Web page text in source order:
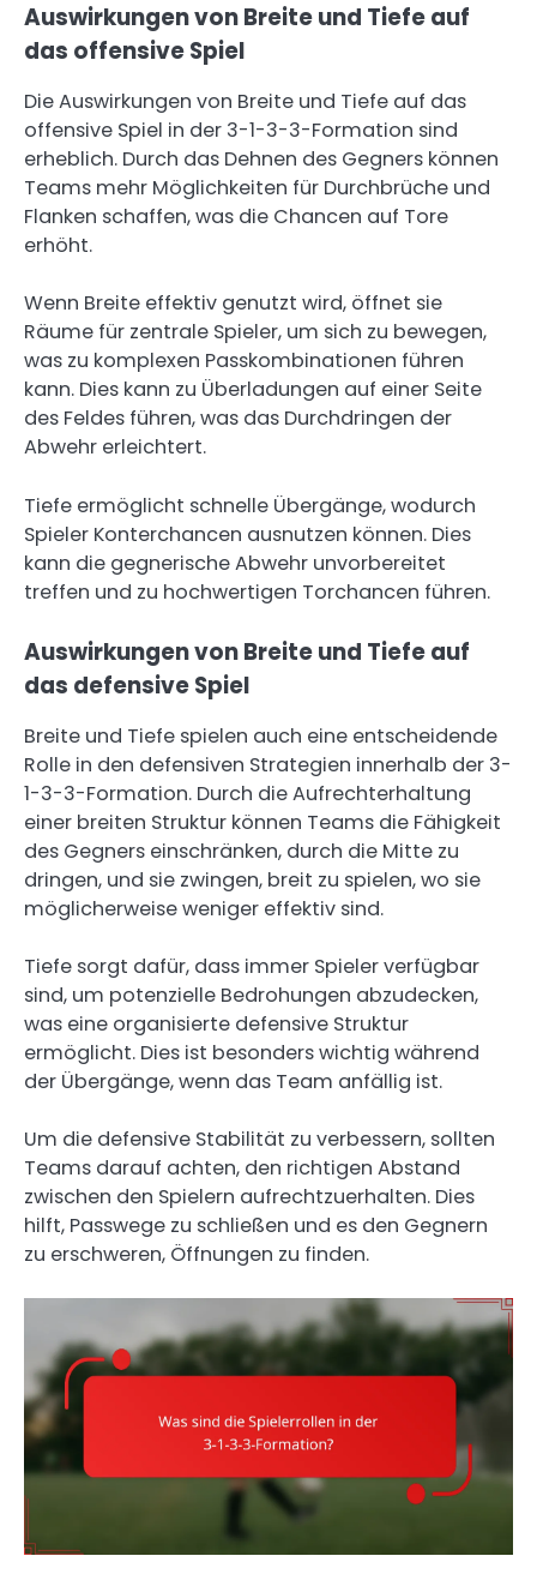
Auswirkungen von Breite und Tiefe auf
das offensive Spiel
Die Auswirkungen von Breite und Tiefe auf das
offensive Spiel in der 3-1-3-3-Formation sind
erheblich. Durch das Dehnen des Gegners können
Teams mehr Möglichkeiten für Durchbrüche und
Flanken schaffen, was die Chancen auf Tore
erhöht.
Wenn Breite effektiv genutzt wird, öffnet sie
Räume für zentrale Spieler, um sich zu bewegen,
was zu komplexen Passkombinationen führen
kann. Dies kann zu Überladungen auf einer Seite
des Feldes führen, was das Durchdringen der
Abwehr erleichtert.
Tiefe ermöglicht schnelle Übergänge, wodurch
Spieler Konterchancen ausnutzen können. Dies
kann die gegnerische Abwehr unvorbereitet
treffen und zu hochwertigen Torchancen führen.
Auswirkungen von Breite und Tiefe auf
das defensive Spiel
Breite und Tiefe spielen auch eine entscheidende
Rolle in den defensiven Strategien innerhalb der 3-
1-3-3-Formation. Durch die Aufrechterhaltung
einer breiten Struktur können Teams die Fähigkeit
des Gegners einschränken, durch die Mitte zu
dringen, und sie zwingen, breit zu spielen, wo sie
möglicherweise weniger effektiv sind.
Tiefe sorgt dafür, dass immer Spieler verfügbar
sind, um potenzielle Bedrohungen abzudecken,
was eine organisierte defensive Struktur
ermöglicht. Dies ist besonders wichtig während
der Übergänge, wenn das Team anfällig ist.
Um die defensive Stabilität zu verbessern, sollten
Teams darauf achten, den richtigen Abstand
zwischen den Spielern aufrechtzuerhalten. Dies
hilft, Passwege zu schließen und es den Gegnern
zu erschweren, Öffnungen zu finden.